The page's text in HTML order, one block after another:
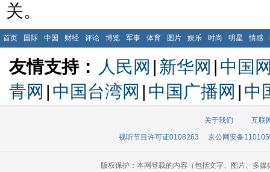
关。
首页 国际 中国 财经 评论 博览 军事 体育 图片 娱乐 时尚 明星 情感
友情支持： 人民网 | 新华网 | 中国
青网 | 中国台湾网 | 中国广播网 | 中
关于我们
互联
视听节目许可证0108263
京公网安备
版权保护：本网登载的内容（包括文字、图片、多